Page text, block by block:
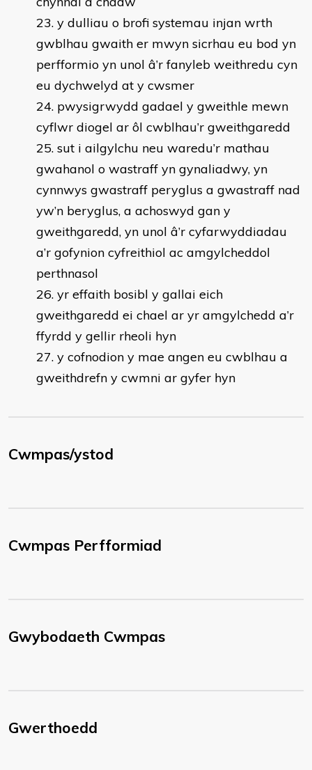
y dulliau o brofi systemau injan wrth
gwblhau gwaith er mwyn sicrhau eu bod yn
perfformio yn unol â’r fanyleb weithredu cyn
eu dychwelyd at y cwsmer
pwysigrwydd gadael y gweithle mewn
cyflwr diogel ar ôl cwblhau’r gweithgaredd
sut i ailgylchu neu waredu’r mathau
gwahanol o wastraff yn gynaliadwy, yn
cynnwys gwastraff peryglus a gwastraff nad
yw’n beryglus, a achoswyd gan y
gweithgaredd, yn unol â’r cyfarwyddiadau
a’r gofynion cyfreithiol ac amgylcheddol
perthnasol
yr effaith bosibl y gallai eich
gweithgaredd ei chael ar yr amgylchedd a’r
ffyrdd y gellir rheoli hyn
y cofnodion y mae angen eu cwblhau a
gweithdrefn y cwmni ar gyfer hyn
Cwmpas/ystod
Cwmpas Perfformiad
Gwybodaeth Cwmpas
Gwerthoedd